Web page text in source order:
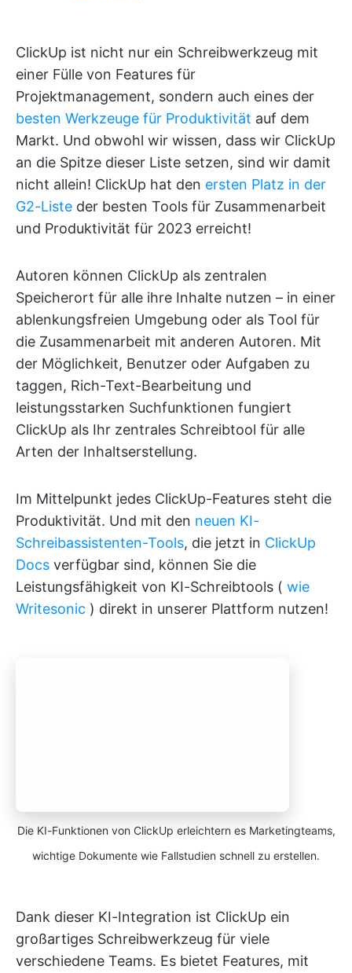
ClickUp ist nicht nur ein Schreibwerkzeug mit
einer Fülle von Features für
Projektmanagement, sondern auch eines der
besten Werkzeuge für Produktivität auf dem
Markt. Und obwohl wir wissen, dass wir ClickUp
an die Spitze dieser Liste setzen, sind wir damit
nicht allein! ClickUp hat den ersten Platz in der
G2-Liste der besten Tools für Zusammenarbeit
und Produktivität für 2023 erreicht!
Autoren können ClickUp als zentralen
Speicherort für alle ihre Inhalte nutzen – in einer
ablenkungsfreien Umgebung oder als Tool für
die Zusammenarbeit mit anderen Autoren. Mit
der Möglichkeit, Benutzer oder Aufgaben zu
taggen, Rich-Text-Bearbeitung und
leistungsstarken Suchfunktionen fungiert
ClickUp als Ihr zentrales Schreibtool für alle
Arten der Inhaltserstellung.
Im Mittelpunkt jedes ClickUp-Features steht die
Produktivität. Und mit den neuen KI-
Schreibassistenten-Tools, die jetzt in ClickUp
Docs verfügbar sind, können Sie die
Leistungsfähigkeit von KI-Schreibtools ( wie
Writesonic ) direkt in unserer Plattform nutzen!
Die KI-Funktionen von ClickUp erleichtern es Marketingteams,
wichtige Dokumente wie Fallstudien schnell zu erstellen.
Dank dieser KI-Integration ist ClickUp ein
großartiges Schreibwerkzeug für viele
verschiedene Teams. Es bietet Features, mit